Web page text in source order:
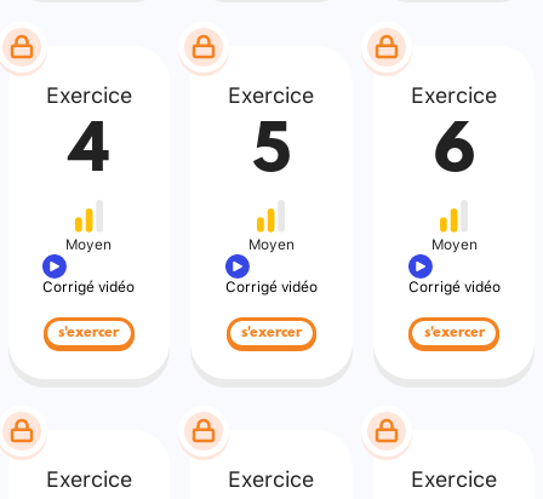
Exercice
4
Moyen
Corrigé vidéo
s'exercer
Exercice
5
Moyen
Corrigé vidéo
s'exercer
Exercice
6
Moyen
Corrigé vidéo
s'exercer
Exercice Exercice Exercice